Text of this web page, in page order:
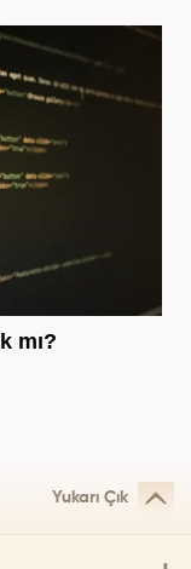
mı?
Yukarı Çık